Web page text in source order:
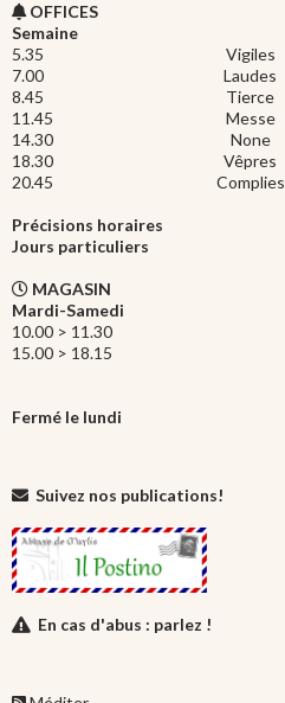
OFFICES
Semaine
5.35
Vigiles
7.00
Laudes
8.45
Tierce
11.45
Messe
14.30
None
18.30
Vêpres
20.45
Complies
Précisions horaires
Jours particuliers
MAGASIN
Mardi-Samedi
10.00 > 11.30
15.00 > 18.15
Fermé le lundi
Suivez nos publications!
En cas d'abus : parlez !